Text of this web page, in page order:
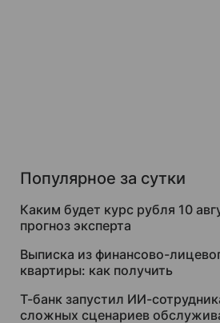
Популярное за сутки
Каким будет курс рубля 10
прогноз эксперта
Выписка из финансово-
квартиры: как получить
Т-банк запустил ИИ-
сложных сценариев